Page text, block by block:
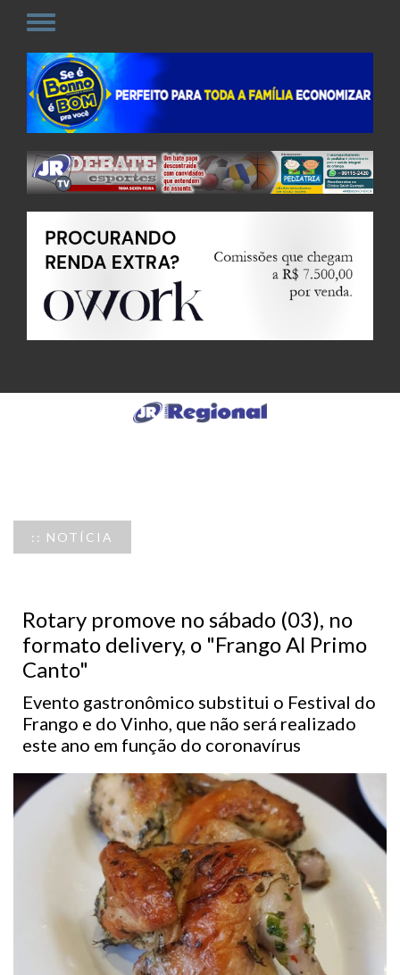
:: NOTÍCIA
Rotary promove no sábado (03), no
formato delivery, o "Frango Al Primo
Canto"
Evento gastronômico substitui o Festival do
Frango e do Vinho, que não será realizado
este ano em função do coronavírus